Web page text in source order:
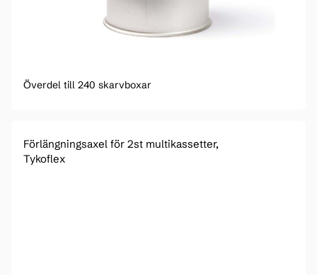
Överdel till 240 skarvboxar
Förlängningsaxel för 2st multikassetter,
Tykoflex